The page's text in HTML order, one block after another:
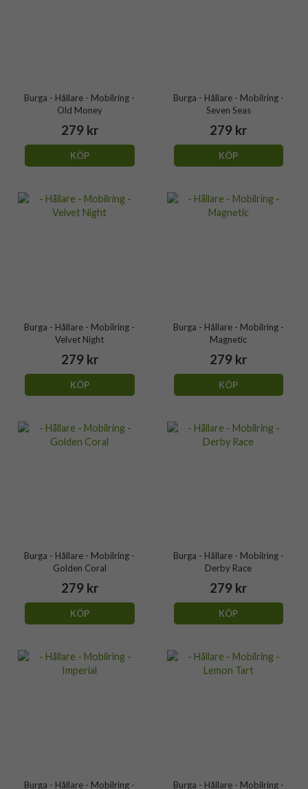
Burga - Hållare - Mobilring -
Old Money
279 kr
KÖP
Burga - Hållare - Mobilring -
Seven Seas
279 kr
KÖP
Burga - Hållare - Mobilring -
Velvet Night
279 kr
KÖP
Burga - Hållare - Mobilring -
Magnetic
279 kr
KÖP
Burga - Hållare - Mobilring -
Golden Coral
279 kr
KÖP
Burga - Hållare - Mobilring -
Derby Race
279 kr
KÖP
Burga - Hållare - Mobilring - Burga - Hållare - Mobilring -